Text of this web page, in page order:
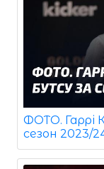
ФОТО. Гаррі
сезон 2023/